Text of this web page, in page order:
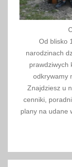
Od blisko
narodzinach
prawdziwych
odkrywamy
Znajdziesz u
cenniki,
plany na udane